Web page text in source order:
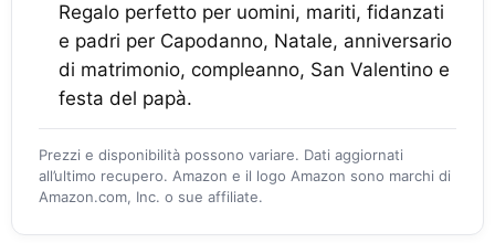
Regalo perfetto per uomini, mariti, fidanzati
e padri per Capodanno, Natale, anniversario
di matrimonio, compleanno, San Valentino e
festa del papà.
Prezzi e disponibilità possono variare. Dati aggiornati
all’ultimo recupero. Amazon e il logo Amazon sono marchi di
Amazon.com, Inc. o sue affiliate.